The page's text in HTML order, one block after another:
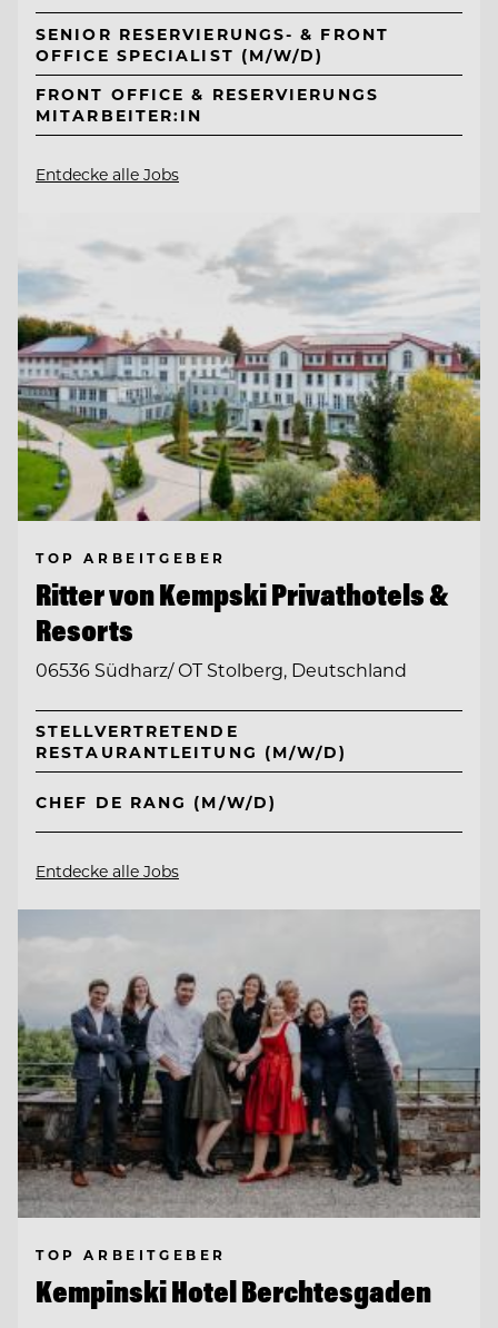
SENIOR RESERVIERUNGS- & FRONT
OFFICE SPECIALIST (M/W/D)
FRONT OFFICE & RESERVIERUNGS
MITARBEITER:IN
Entdecke alle Jobs
TOP ARBEITGEBER
Ritter von Kempski Privathotels &
Resorts
06536 Südharz/ OT Stolberg, Deutschland
STELLVERTRETENDE
RESTAURANTLEITUNG (M/W/D)
CHEF DE RANG (M/W/D)
Entdecke alle Jobs
TOP ARBEITGEBER
Kempinski Hotel Berchtesgaden